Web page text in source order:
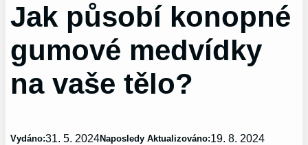
Jak působí konopné
gumové medvídky
na vaše tělo?
Vydáno:31. 5. 2024Naposledy Aktualizováno:19. 8. 2024